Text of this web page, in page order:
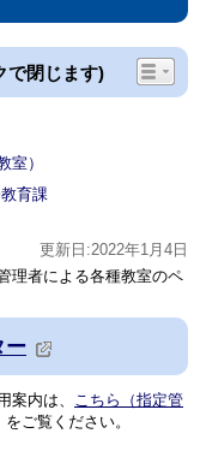
で閉じます)
室）
育課
更新日:2022年1月4日
理者による各種教室のペ
ー
案内は、 こちら（指定管
をご覧ください。